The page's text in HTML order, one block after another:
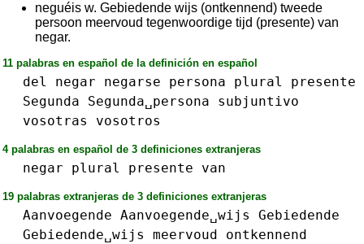
neguéis w. Gebiedende wijs (ontkennend) tweede
persoon meervoud tegenwoordige tijd (presente) van
negar.
11 palabras en español de la definición en español
del negar negarse persona plural
presente
Segunda
Segunda␣persona
subjuntivo
vosotras
vosotros
4 palabras en español de 3 definiciones extranjeras
negar plural presente van
19 palabras extranjeras de 3 definiciones extranjeras
Aanvoegende Aanvoegende␣wijs
Gebiedende
Gebiedende␣wijs
meervoud
ontkennend